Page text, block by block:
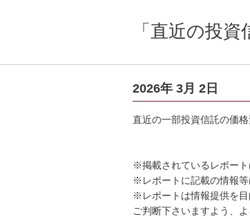
「直近の投
2026年 3月 2日
直近の一部投資信託の価
※掲載されているレポート
※レポートに記載の情報等
※レポートは情報提供を
ご判断下さいますよう、